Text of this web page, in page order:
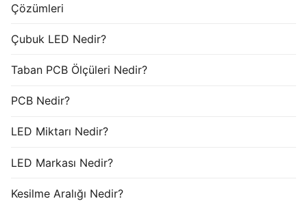
Çözümleri
Çubuk LED Nedir?
Taban PCB Ölçüleri Nedir?
PCB Nedir?
LED Miktarı Nedir?
LED Markası Nedir?
Kesilme Aralığı Nedir?